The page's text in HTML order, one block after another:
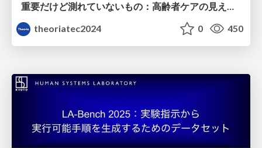
重要だけど測れていないもの：高齢者ケアの見えない課題
theoriatec2024
0 450